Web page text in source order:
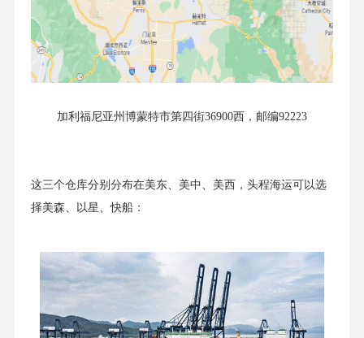
加利福尼亚州博蒙特市第四街36900西，邮编92223
这三个仓库分别分布在美东、美中、美西，头程海运可以选
择美森、以星、快船：